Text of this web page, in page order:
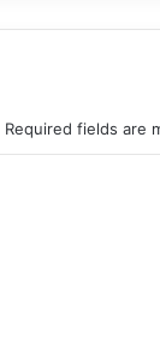
Required fields are